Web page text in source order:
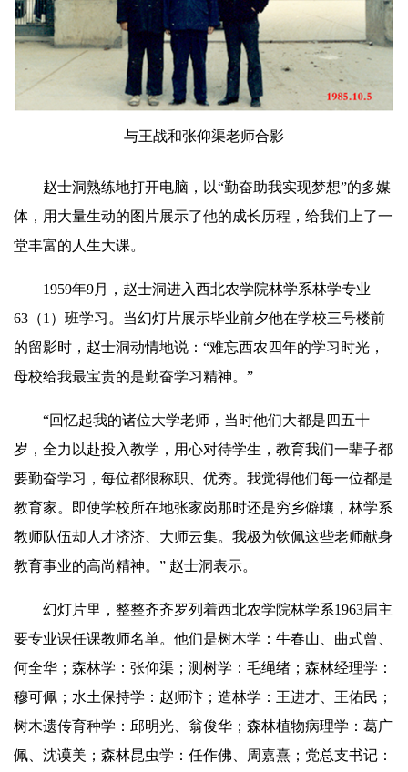
与王战和张仰渠老师合影
赵士洞熟练地打开电脑，以“勤奋助我实现梦想”的多媒
体，用大量生动的图片展示了他的成长历程，给我们上了一
堂丰富的人生大课。
1959年9月，赵士洞进入西北农学院林学系林学专业
63（1）班学习。当幻灯片展示毕业前夕他在学校三号楼前
的留影时，赵士洞动情地说：“难忘西农四年的学习时光，
母校给我最宝贵的是勤奋学习精神。”
“回忆起我的诸位大学老师，当时他们大都是四五十
岁，全力以赴投入教学，用心对待学生，教育我们一辈子都
要勤奋学习，每位都很称职、优秀。我觉得他们每一位都是
教育家。即使学校所在地张家岗那时还是穷乡僻壤，林学系
教师队伍却人才济济、大师云集。我极为钦佩这些老师献身
教育事业的高尚精神。” 赵士洞表示。
幻灯片里，整整齐齐罗列着西北农学院林学系1963届主
要专业课任课教师名单。他们是树木学：牛春山、曲式曾、
何全华；森林学：张仰渠；测树学：毛绳绪；森林经理学：
穆可佩；水土保持学：赵师汴；造林学：王进才、王佑民；
树木遗传育种学：邱明光、翁俊华；森林植物病理学：葛广
佩、沈谟美；森林昆虫学：任作佛、周嘉熹；党总支书记：